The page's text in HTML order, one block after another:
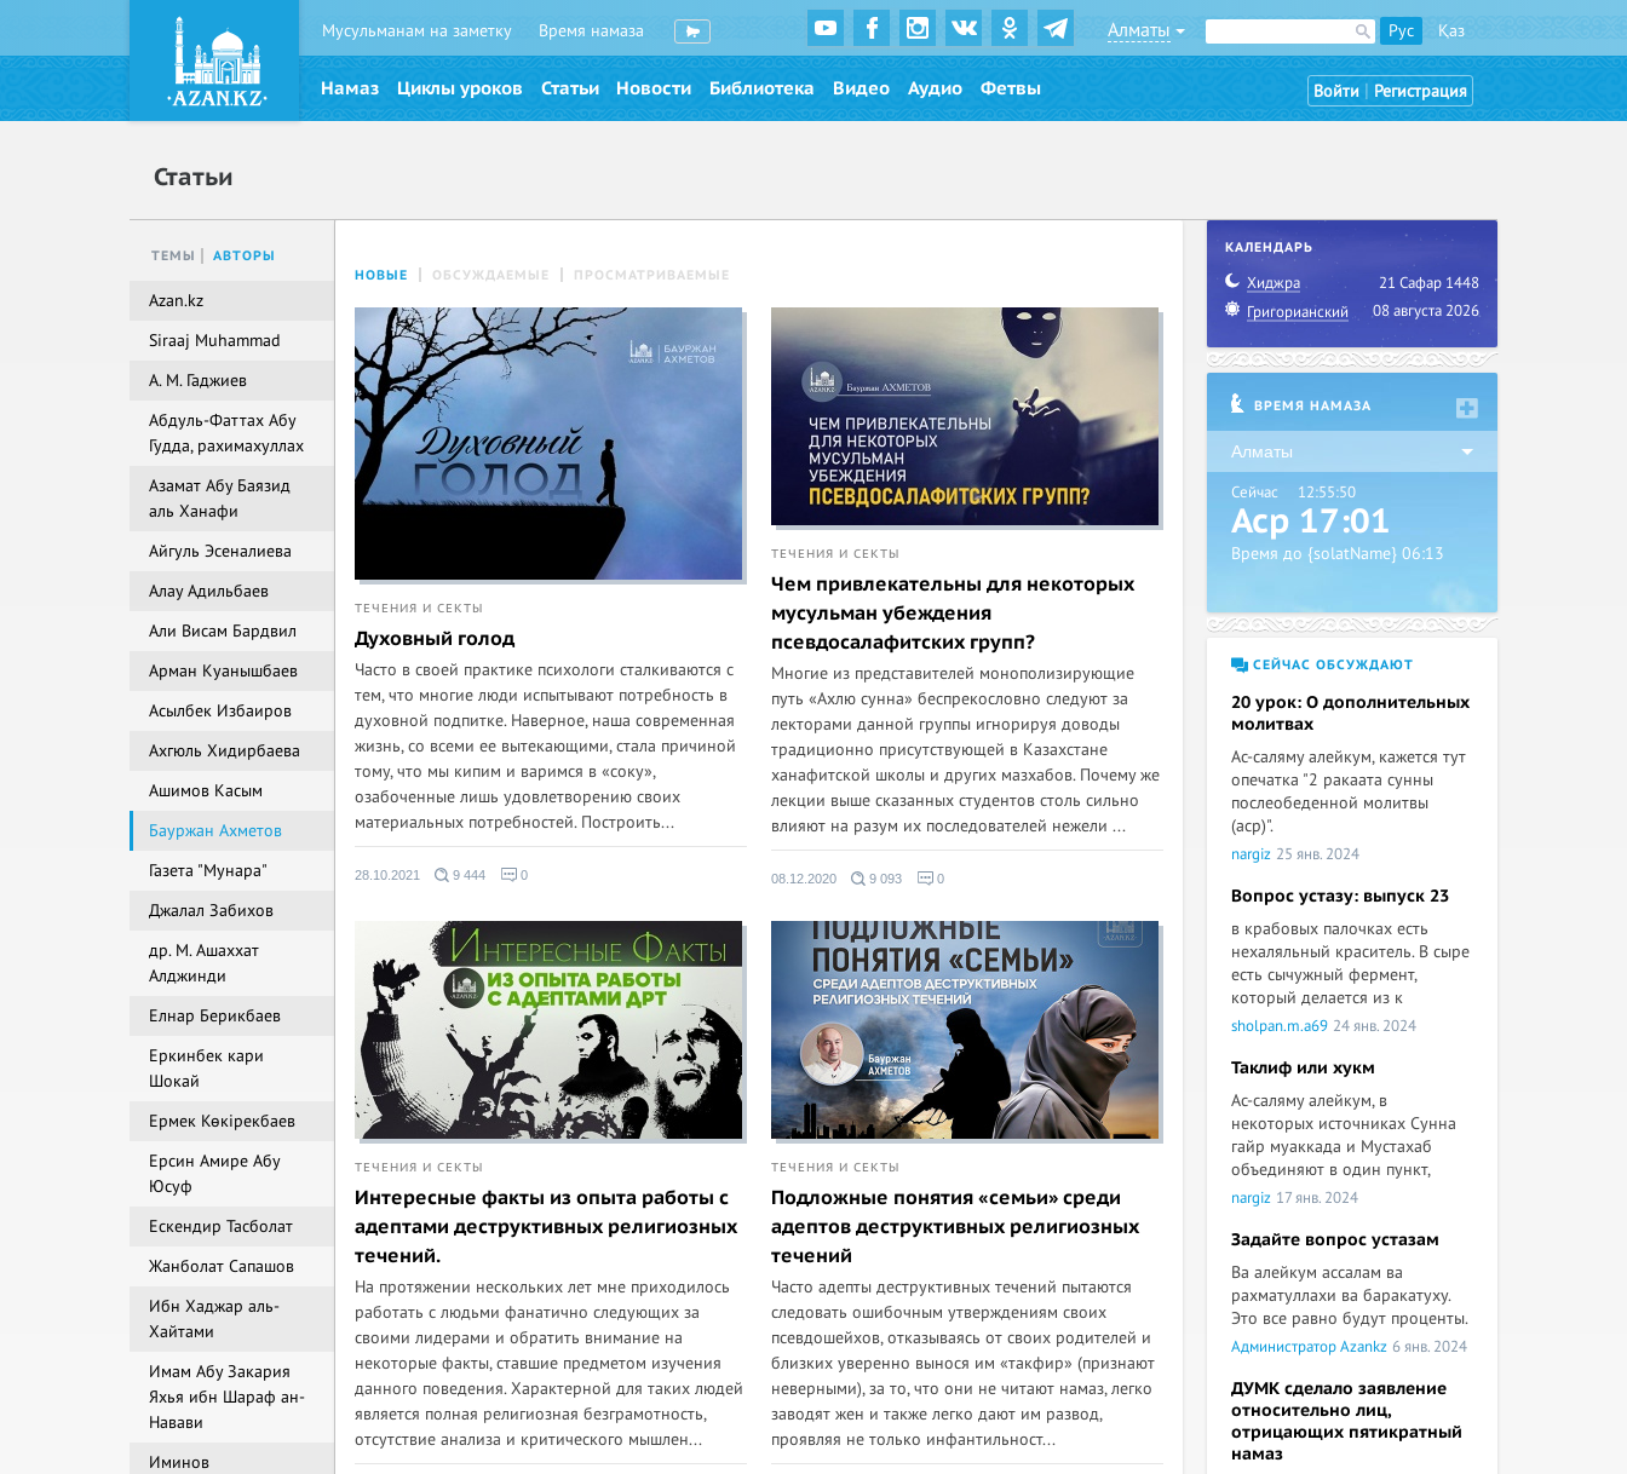
Мусульманам на заметку Время намаза Алматы Рус Қаз
Намаз Циклы уроков Статьи Новости Библиотека Видео Аудио Фетвы Войти | Регистрация
Статьи
ТЕМЫ АВТОРЫ
Azan.kz
Siraaj Muhammad
А. М. Гаджиев
Абдуль-Фаттах Абу
Гудда, рахимахуллах
Азамат Абу Баязид
аль Ханафи
Айгуль Эсеналиева
Алау Адильбаев
Али Висам Бардвил
Арман Куанышбаев
Асылбек Избаиров
Ахгюль Хидирбаева
Ашимов Касым
Бауржан Ахметов
Газета "Мунара"
Джалал Забихов
др. M. Ашаххат
Алджинди
Елнар Берикбаев
Еркинбек кари
Шокай
Ермек Көкірекбаев
Ерсин Амире Абу
Юсуф
Ескендир Тасболат
Жанболат Сапашов
Ибн Хаджар аль-
Хайтами
Имам Абу Закария
Яхья ибн Шараф ан-
Навави
Иминов
НОВЫЕ ОБСУЖДАЕМЫЕ ПРОСМАТРИВАЕМЫЕ
ТЕЧЕНИЯ И СЕКТЫ
Духовный голод
Часто в своей практике психологи сталкиваются с
тем, что многие люди испытывают потребность в
духовной подпитке. Наверное, наша современная
жизнь, со всеми ее вытекающими, стала причиной
тому, что мы кипим и варимся в «соку»,
озабоченные лишь удовлетворению своих
материальных потребностей. Построить...
28.10.2021 9 444 0
ТЕЧЕНИЯ И СЕКТЫ
Чем привлекательны для некоторых
мусульман убеждения
псевдосалафитских групп?
Многие из представителей монополизирующие
путь «Ахлю сунна» беспрекословно следуют за
лекторами данной группы игнорируя доводы
традиционно присутствующей в Казахстане
ханафитской школы и других мазхабов. Почему же
лекции выше сказанных студентов столь сильно
влияют на разум их последователей нежели ...
08.12.2020 9 093 0
ТЕЧЕНИЯ И СЕКТЫ
Интересные факты из опыта работы с
адептами деструктивных религиозных
течений.
На протяжении нескольких лет мне приходилось
работать с людьми фанатично следующих за
своими лидерами и обратить внимание на
некоторые факты, ставшие предметом изучения
данного поведения. Характерной для таких людей
является полная религиозная безграмотность,
отсутствие анализа и критического мышлен...
ТЕЧЕНИЯ И СЕКТЫ
Подложные понятия «семьи» среди
адептов деструктивных религиозных
течений
Часто адепты деструктивных течений пытаются
следовать ошибочным утверждениям своих
псевдошейхов, отказываясь от своих родителей и
близких уверенно вынося им «такфир» (признают
неверными), за то, что они не читают намаз, легко
заводят жен и также легко дают им развод,
проявляя не только инфантильност...
КАЛЕНДАРЬ
Хиджра
21 Сафар 1448
Григорианский
08 августа 2026
ВРЕМЯ НАМАЗА
Алматы
Сейчас 12:55:51
Аср 17:01
Время до {solatName} 06:13
СЕЙЧАС ОБСУЖДАЮТ
20 урок: О дополнительных
молитвах
Ас-саляму алейкум, кажется тут
опечатка "2 ракаата сунны
послеобеденной молитвы
(аср)".
nargiz 25 янв. 2024
Вопрос устазу: выпуск 23
в крабовых палочках есть
нехаляльный краситель. В сыре
есть сычужный фермент,
который делается из к
sholpan.m.a69 24 янв. 2024
Таклиф или хукм
Ас-саляму алейкум, в
некоторых источниках Сунна
гайр муаккада и Мустахаб
объединяют в один пункт,
nargiz 17 янв. 2024
Задайте вопрос устазам
Ва алейкум ассалам ва
рахматуллахи ва баракатуху.
Это все равно будут проценты.
Администратор Azankz 6 янв. 2024
ДУМК сделало заявление
относительно лиц,
отрицающих пятикратный
намаз